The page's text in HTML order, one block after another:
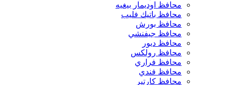
محافظ اوديمار بيغيه
محافظ باتيك فليب
محافظ بورش
محافظ جيفنشي
محافظ ديور
محافظ رولكس
محافظ فراري
محافظ فندي
محافظ كارتير